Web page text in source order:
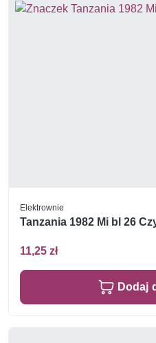
Elektrownie
Tanzania 1982 Mi bl 26
11,25 zł
Dodaj